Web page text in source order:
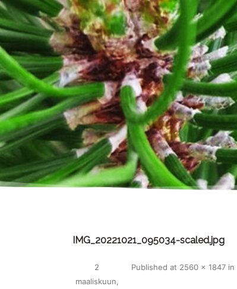
IMG_20221021_095034-scaled.jpg
Published
2
maaliskuun,
at 2560 × 1847 in